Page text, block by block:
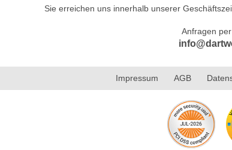
Sie erreichen uns innerhalb unserer
Anfragen
Impressum AGB